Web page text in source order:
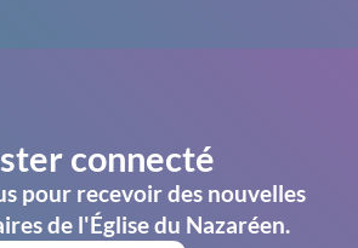
connecté
pour recevoir des nouvelles
de l'Église du Nazaréen.